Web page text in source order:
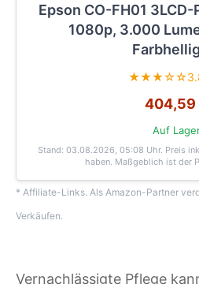
Epson CO-FH01
1080p, 3.000
★★★☆☆
404,59
Auf
Stand: 03.08.2026, 05:08 Uhr. Preis
haben. Maßgeblich ist der
* Affiliate-Links. Als Amazon-Partner
Verkäufen.
Vernachlässigte Pflege